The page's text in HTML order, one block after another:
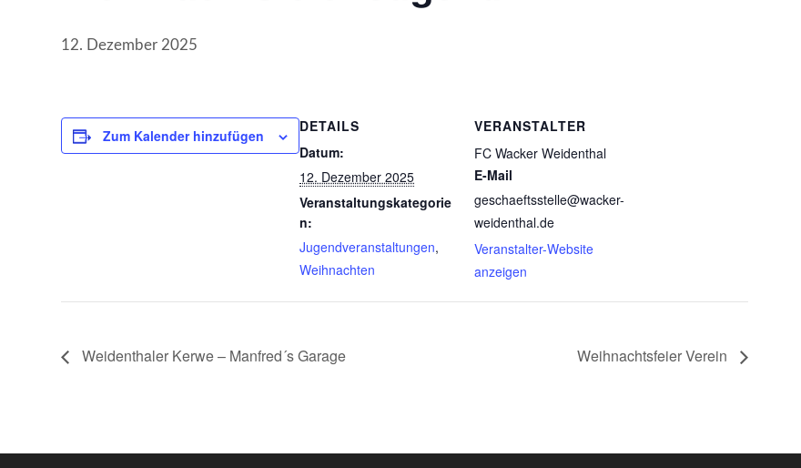
12. Dezember 2025
Zum Kalender hinzufügen
DETAILS
Datum:
12. Dezember 2025
Veranstaltungskategorie
n:
Jugendveranstaltungen,
Weihnachten
VERANSTALTER
FC Wacker Weidenthal
E-Mail
geschaeftsstelle@wacker-
weidenthal.de
Veranstalter-Website
anzeigen
Weidenthaler Kerwe – Manfred´s Garage Weihnachtsfeier Verein